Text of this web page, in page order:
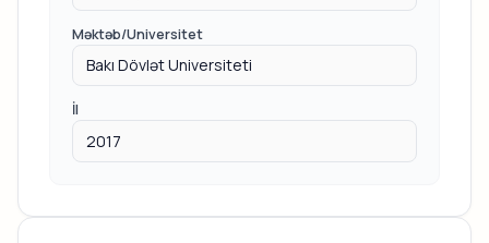
Məktəb/Universitet
İl